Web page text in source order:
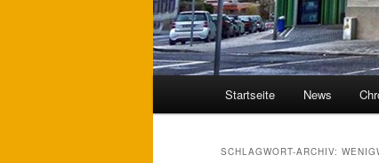
Startseite News
SCHLAGWORT-ARCHIV: